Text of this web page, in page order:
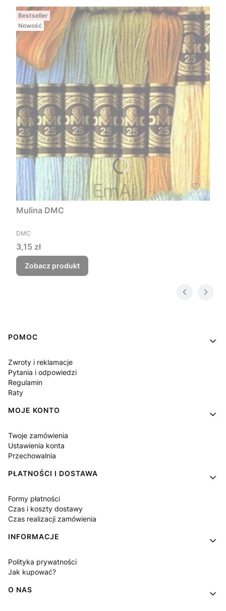
Bestseller
Nowość
Mulina DMC
PRODUCENT
DMC
Cena
3,15 zł
Zobacz produkt
Linki w stopce
POMOC
Zwroty i reklamacje
Pytania i odpowiedzi
Regulamin
Raty
MOJE KONTO
Twoje zamówienia
Ustawienia konta
Przechowalnia
PŁATNOŚCI I DOSTAWA
Formy płatności
Czas i koszty dostawy
Czas realizacji zamówienia
INFORMACJE
Polityka prywatności
Jak kupować?
O NAS